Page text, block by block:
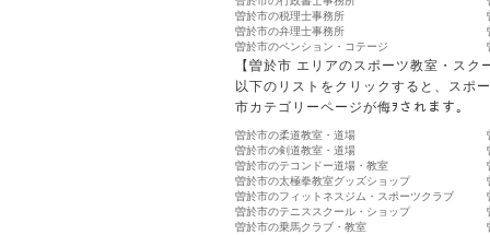
曽於市の税理士事務所
曽於市の弁理士事務所
曽於市のペンション・コテージ
【曽於市 エリアのスポーツ教室・スク
以下のリストをクリックすると、スポ
市カテゴリーページが侮ｦされます。
曽於市の柔道教室・道場
曽於市の剣道教室・道場
曽於市のテコンドー道場・教室
曽於市の太極拳教室グッズショップ
曽於市のフィットネスジム・スポーツクラブ
曽於市のテニススクール・ショップ
曽於市の乗馬クラブ・教室